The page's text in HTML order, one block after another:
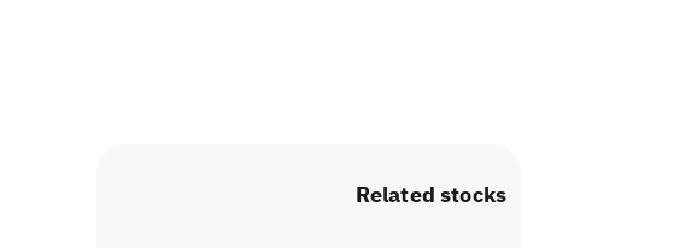
Related stocks